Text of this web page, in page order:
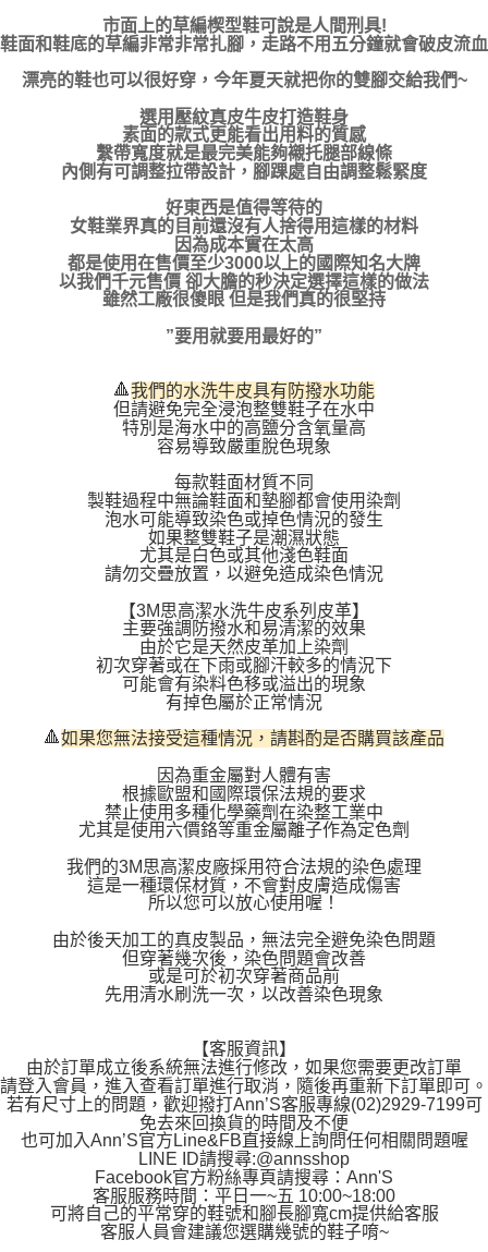
市面上的草編楔型鞋可說是人間刑具!
鞋面和鞋底的草編非常非常扎腳，走路不用五分鐘就會破皮流血
漂亮的鞋也可以很好穿，今年夏天就把你的雙腳交給我們~
選用壓紋真皮牛皮打造鞋身
素面的款式更能看出用料的質感
繫帶寬度就是最完美能夠襯托腿部線條
內側有可調整拉帶設計，腳踝處自由調整鬆緊度
好東西是值得等待的
女鞋業界真的目前還沒有人捨得用這樣的材料
因為成本實在太高
都是使用在售價至少3000以上的國際知名大牌
以我們千元售價 卻大膽的秒決定選擇這樣的做法
雖然工廠很傻眼 但是我們真的很堅持
”要用就要用最好的”
🔺我們的水洗牛皮具有防撥水功能
但請避免完全浸泡整雙鞋子在水中
特別是海水中的高鹽分含氧量高
容易導致嚴重脫色現象
每款鞋面材質不同
製鞋過程中無論鞋面和墊腳都會使用染劑
泡水可能導致染色或掉色情況的發生
如果整雙鞋子是潮濕狀態
尤其是白色或其他淺色鞋面
請勿交疊放置，以避免造成染色情況
【3M思高潔水洗牛皮系列皮革】
主要強調防撥水和易清潔的效果
由於它是天然皮革加上染劑
初次穿著或在下雨或腳汗較多的情況下
可能會有染料色移或溢出的現象
有掉色屬於正常情況
🔺如果您無法接受這種情況，請斟酌是否購買該產品
因為重金屬對人體有害
根據歐盟和國際環保法規的要求
禁止使用多種化學藥劑在染整工業中
尤其是使用六價鉻等重金屬離子作為定色劑
我們的3M思高潔皮廠採用符合法規的染色處理
這是一種環保材質，不會對皮膚造成傷害
所以您可以放心使用喔！
由於後天加工的真皮製品，無法完全避免染色問題
但穿著幾次後，染色問題會改善
或是可於初次穿著商品前
先用清水刷洗一次，以改善染色現象
【客服資訊】
由於訂單成立後系統無法進行修改，如果您需要更改訂單
請登入會員，進入查看訂單進行取消，隨後再重新下訂單即可。
若有尺寸上的問題，歡迎撥打Ann’S客服專線(02)2929-7199可
免去來回換貨的時間及不便
也可加入Ann’S官方Line&FB直接線上詢問任何相關問題喔
LINE ID請搜尋:@annsshop
Facebook官方粉絲專頁請搜尋：Ann'S
客服服務時間：平日一~五 10:00~18:00
可將自己的平常穿的鞋號和腳長腳寬cm提供給客服
客服人員會建議您選購幾號的鞋子唷~